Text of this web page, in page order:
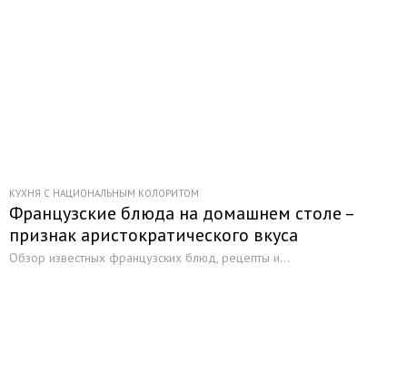
КУХНЯ С НАЦИОНАЛЬНЫМ КОЛОРИТОМ
Французские блюда на домашнем столе –
признак аристократического вкуса
Обзор известных французских блюд, рецепты и...